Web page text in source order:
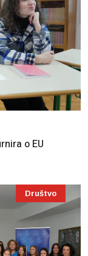
o EU
Društvo